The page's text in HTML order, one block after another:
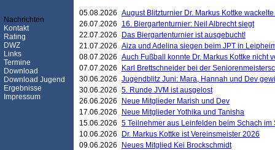
Nachrichten
Kontakt
Rating
DWZ
Links
Termine
Download
Download Jugend
Ergebnisse
Impressum
05.08.2026 August Blitzturnier Dr. Markus Kottke
26.07.2026
16. Biergartenturnier: Neil Albrecht siegt
22.07.2026
Das Biergartenturnier ist ausgebucht!
21.07.2026 Aiza und Adelina siegen beim JPT in
08.07.2026 Auch Fußball konnte Dr. Markus Kottke nicht
07.07.2026
Karl Brettschneider bei der
30.06.2026 Jugendblitz Juni: Mara, Hannah und Dev
30.06.2026 5. Runde JVM ist ausgelost
26.06.2026
Neue Mitglieder Marish und Dev
17.06.2026
Neue Mitglieder Yothika und Tanisha
15.06.2026 5 Teilnehmer aus Leinfelden beim Schach
10.06.2026
Dr. Markus Kottke ist Vereinsmeister 2026
09.06.2026
Neues Mitglied Kei Brockschmidt